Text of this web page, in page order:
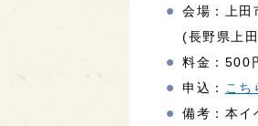
会場：上田
(長野県上
料金：500
申込：
こち
備考：本イ